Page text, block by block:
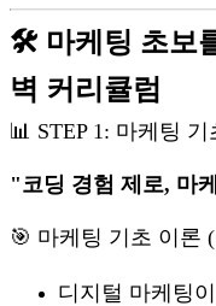
🛠️ 마케팅 초보
벽 커리큘럼
📊 STEP 1: 마케팅
"코딩 경험 제로, 마
🎯 마케팅 기초 이론
디지털 마케팅